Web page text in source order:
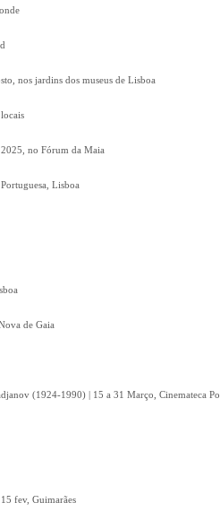
nos jardins dos museus de Lisboa
no Fórum da Maia
Lisboa
de Gaia
(1924-1990) | 15 a 31 Março, Cinemateca
fev, Guimarães